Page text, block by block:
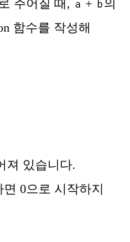
주어질 때, a + b의
함수를 작성해
져 있습니다.
0으로 시작하지